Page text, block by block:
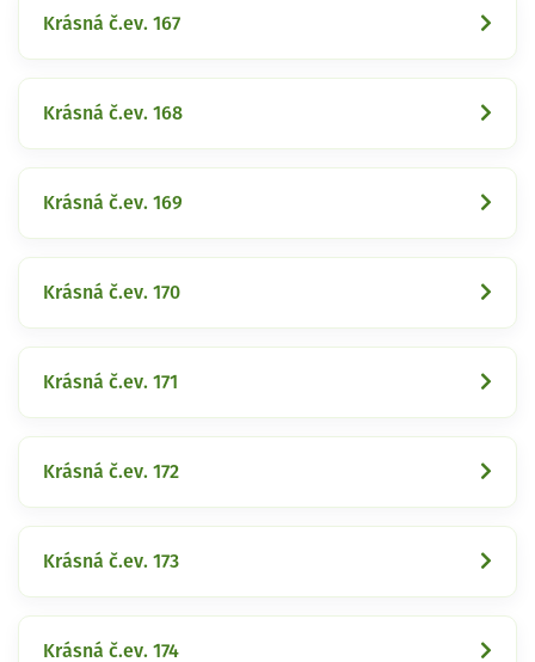
Krásná č.ev. 167
Krásná č.ev. 168
Krásná č.ev. 169
Krásná č.ev. 170
Krásná č.ev. 171
Krásná č.ev. 172
Krásná č.ev. 173
Krásná č.ev. 174